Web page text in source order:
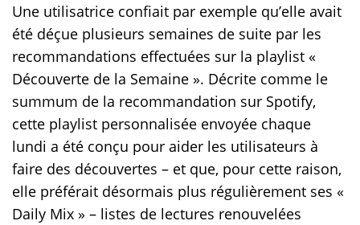
Une utilisatrice confiait par exemple qu’elle avait
été déçue plusieurs semaines de suite par les
recommandations effectuées sur la playlist «
Découverte de la Semaine ». Décrite comme le
summum de la recommandation sur Spotify,
cette playlist personnalisée envoyée chaque
lundi a été conçu pour aider les utilisateurs à
faire des découvertes – et que, pour cette raison,
elle préférait désormais plus régulièrement ses «
Daily Mix » – listes de lectures renouvelées